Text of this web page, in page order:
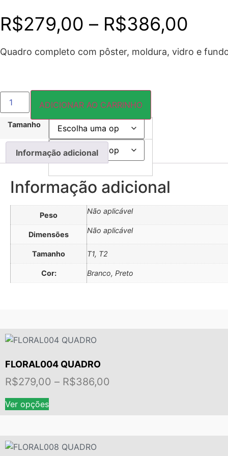
R$279,00 – R$386,00
de
Quadro completo com pôster, moldura, vidro e
Tamanho
FLORAL007
QUADRO
quantidade
ADICIONAR AO CARRINHO
Informação adicional
Informação adicional
Peso Não aplicável
Dimensões Não aplicável
Tamanho T1, T2
Cor: Branco, Preto
FLORAL004 QUADRO
R$279,00 – R$386,00
Ver opçõesEste
produto
variantes.